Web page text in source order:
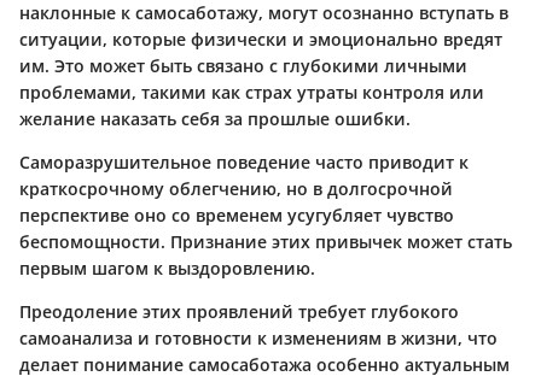
наклонные к самосаботажу, могут осознанно вступать в
ситуации, которые физически и эмоционально вредят
им. Это может быть связано с глубокими личными
проблемами, такими как страх утраты контроля или
желание наказать себя за прошлые ошибки.
Саморазрушительное поведение часто приводит к
краткосрочному облегчению, но в долгосрочной
перспективе оно со временем усугубляет чувство
беспомощности. Признание этих привычек может стать
первым шагом к выздоровлению.
Преодоление этих проявлений требует глубокого
самоанализа и готовности к изменениям в жизни, что
делает понимание самосаботажа особенно актуальным